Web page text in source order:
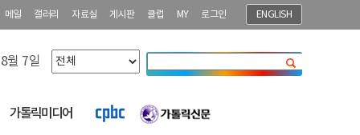
메일 갤러리 자료실 게시판 클럽 MY 로그인 ENGLISH
월 7일
가톨릭미디어